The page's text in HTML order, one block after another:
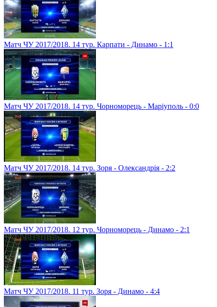
Матч ЧУ 2017/2018. 14 тур. Карпати - Динамо - 1:1
Матч ЧУ 2017/2018. 14 тур. Чорноморець - Маріуполь - 0:0
Матч ЧУ 2017/2018. 14 тур. Зоря - Олександрія - 2:2
Матч ЧУ 2017/2018. 12 тур. Чорноморець - Динамо - 2:1
Матч ЧУ 2017/2018. 11 тур. Зоря - Динамо - 4:4